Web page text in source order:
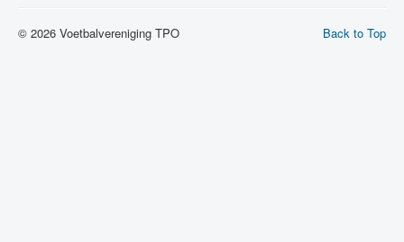
Back to Top
© 2026 Voetbalvereniging TPO